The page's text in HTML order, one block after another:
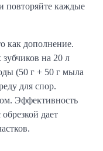
повторяйте каждые
как дополнение.
на 20 л
(50 г + 50 г мыла
для спор.
Эффективность
дает